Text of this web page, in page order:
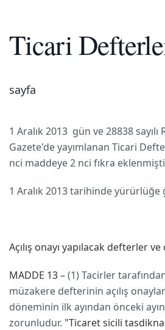
Ticari
sayfa
1 Aralık 2013 gün ve 28838
Gazete'de yayımlanan Ticari
nci maddeye 2 nci fıkra
1 Aralık 2013 tarihinde yürürlüğe
Açılış onayı yapılacak defterler
MADDE 13 –(1) Tacirler
müzakere defterinin açılış
döneminin ilk ayından önceki
zorunludur. "Ticaret sicili